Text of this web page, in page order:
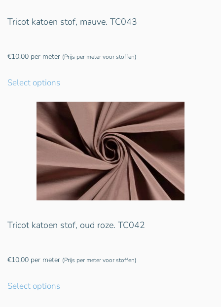
Tricot katoen stof, mauve. TC043
€10,00 per meter (Prijs per meter voor stoffen)
Select options
Tricot katoen stof, oud roze. TC042
€10,00 per meter (Prijs per meter voor stoffen)
Select options